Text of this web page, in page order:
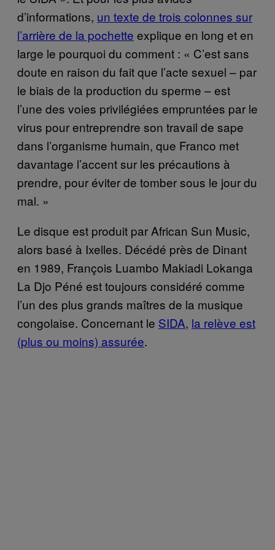
d’informations, un texte de trois colonnes sur
l’arrière de la pochette explique en long et en
large le pourquoi du comment : « C’est sans
doute en raison du fait que l’acte sexuel – par
le biais de la production du sperme – est
l’une des voies privilégiées empruntées par le
virus pour entreprendre son travail de sape
dans l’organisme humain, que Franco met
davantage l’accent sur les précautions à
prendre, pour éviter de tomber sous le jour du
mal. »
Le disque est produit par African Sun Music,
alors basé à Ixelles. Décédé près de Dinant
en 1989, François Luambo Makiadi Lokanga
La Djo Péné est toujours considéré comme
l’un des plus grands maîtres de la musique
congolaise. Concernant le SIDA, la relève est
(plus ou moins) assurée.